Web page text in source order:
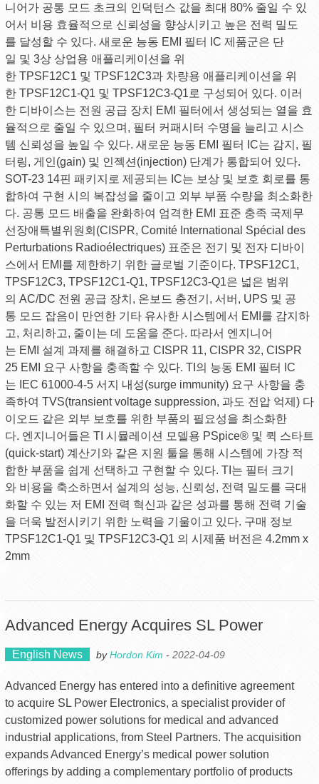
니어가 공통 모드 초크의 인덕턴스 값을 최대 80% 줄일 수 있
어서 비용 효율적으로 신뢰성을 향상시키고 높은 전력 밀도
를 달성할 수 있다. 새로운 능동 EMI 필터 IC 제품군은 단
일 및 3상 상업용 애플리케이션을 위
한 TPSF12C1 및 TPSF12C3과 차량용 애플리케이션을 위
한 TPSF12C1-Q1 및 TPSF12C3-Q1로 구성되어 있다. 이러
한 디바이스는 전원 공급 장치 EMI 필터에서 생성되는 열을 효
율적으로 줄일 수 있으며, 필터 커패시터 수명을 늘리고 시스
템 신뢰성을 높일 수 있다. 새로운 능동 EMI 필터 IC는 감지, 필
터링, 게인(gain) 및 인젝션(injection) 단계가 통합되어 있다.
SOT-23 14핀 패키지로 제공되는 IC는 보상 및 보호 회로를 통
합하여 구현 시의 복잡성을 줄이고 외부 부품 수량을 최소화한
다. 공통 모드 배출을 완화하여 엄격한 EMI 표준 충족 국제무
선장애특별위원회(CISPR, Comité International Spécial des
Perturbations Radioélectriques) 표준은 전기 및 전자 디바이
스에서 EMI를 제한하기 위한 글로벌 기준이다. TPSF12C1,
TPSF12C3, TPSF12C1-Q1, TPSF12C3-Q1은 넓은 범위
의 AC/DC 전원 공급 장치, 온보드 충전기, 서버, UPS 및 공
통 모드 잡음이 만연한 기타 유사한 시스템에서 EMI를 감지하
고, 처리하고, 줄이는 데 도움을 준다. 따라서 엔지니어
는 EMI 설계 과제를 해결하고 CISPR 11, CISPR 32, CISPR
25 EMI 요구 사항을 충족할 수 있다. TI의 능동 EMI 필터 IC
는 IEC 61000-4-5 서지 내성(surge immunity) 요구 사항을 충
족하여 TVS(transient voltage suppression, 과도 전압 억제) 다
이오드 같은 외부 보호를 위한 부품의 필요성을 최소화한
다. 엔지니어들은 TI 시뮬레이션 모델용 PSpice® 및 퀵 스타트
(quick-start) 계산기와 같은 지원 툴을 통해 시스템에 가장 적
합한 부품을 쉽게 선택하고 구현할 수 있다. TI는 필터 크기
와 비용을 축소하면서 설계의 성능, 신뢰성, 전력 밀도를 극대
화할 수 있는 저 EMI 전력 혁신과 같은 성과를 통해 전력 기술
을 더욱 발전시키기 위한 노력을 기울이고 있다. 구매 정보
TPSF12C1-Q1 및 TPSF12C3-Q1 의 시제품 버전은 4.2mm x
2mm
Advanced Energy Acquires SL Power
English News byHordon Kim - 2022-04-09
Advanced Energy has entered into a definitive agreement
to acquire SL Power Electronics, a specialist provider of
customized power solutions for medical and advanced
industrial applications, from Steel Partners. The acquisition
expands Advanced Energy’s medical power solution
offerings by adding a complementary portfolio of products